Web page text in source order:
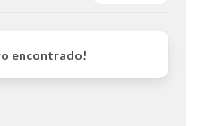
encontrado!